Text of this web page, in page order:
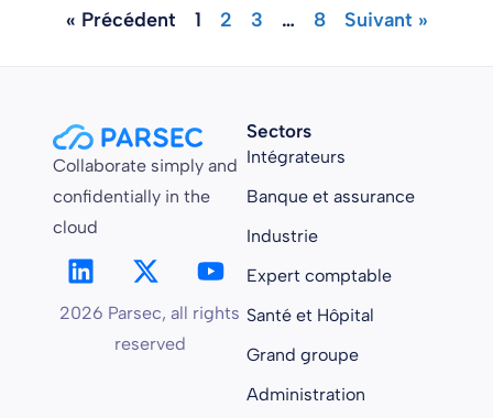
« Précédent 1 2 3 … 8 Suivant »
Collaborate simply and
confidentially in the
cloud
2026 Parsec, all rights
reserved
Sectors
Intégrateurs
Banque et assurance
Industrie
Expert comptable
Santé et Hôpital
Grand groupe
Administration